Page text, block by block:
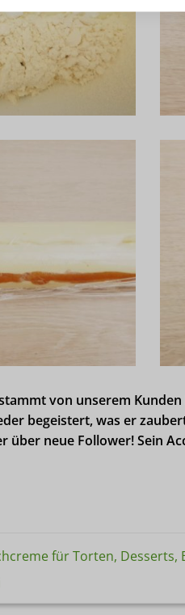
von unserem
begeistert, was er
über neue Follower! Sein
für Torten, Desserts,